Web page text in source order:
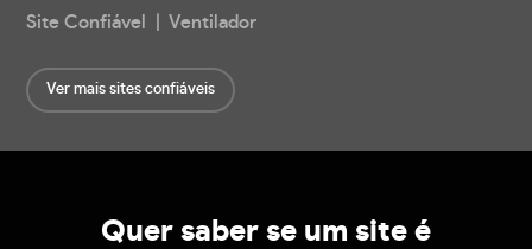
Site Confiável | Ventilador
Ver mais sites confiáveis
Quer saber se um site é